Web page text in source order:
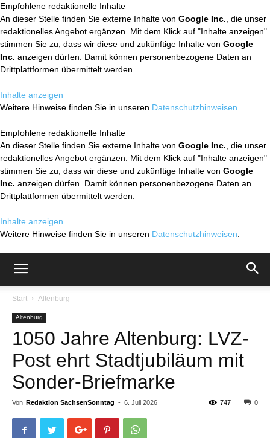
Empfohlene redaktionelle Inhalte
An dieser Stelle finden Sie externe Inhalte von Google Inc. , die unser
redaktionelles Angebot ergänzen. Mit dem Klick auf "Inhalte anzeigen"
stimmen Sie zu, dass wir diese und zukünftige Inhalte von Google
Inc. anzeigen dürfen. Damit können personenbezogene Daten an
Drittplattformen übermittelt werden.
Inhalte anzeigen
Weitere Hinweise finden Sie in unseren Datenschutzhinweisen
Empfohlene redaktionelle Inhalte
An dieser Stelle finden Sie externe Inhalte von Google Inc. , die unser
redaktionelles Angebot ergänzen. Mit dem Klick auf "Inhalte anzeigen"
stimmen Sie zu, dass wir diese und zukünftige Inhalte von Google
Inc. anzeigen dürfen. Damit können personenbezogene Daten an
Drittplattformen übermittelt werden.
Inhalte anzeigen
Weitere Hinweise finden Sie in unseren Datenschutzhinweisen
Start Altenburg
Altenburg
1050 Jahre Altenburg: LVZ-
Post ehrt Stadtjubiläum mit
Sonder-Briefmarke
Von Redaktion SachsenSonntag - 6. Juli 2026 0
747